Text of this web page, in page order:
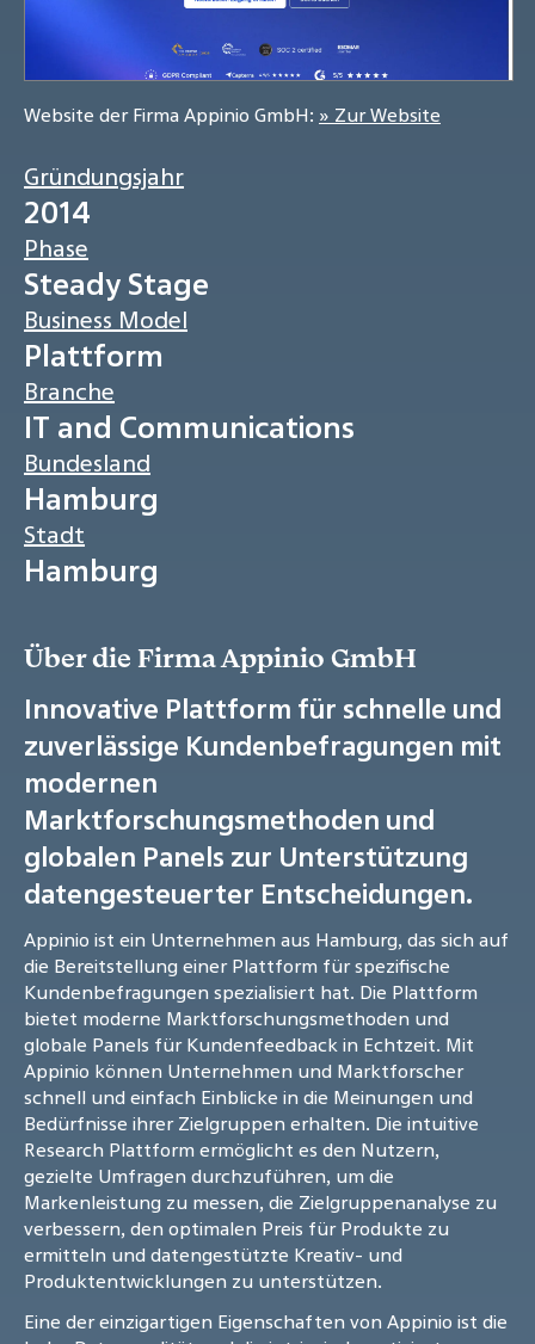
Website der Firma Appinio GmbH: » Zur Website
Gründungsjahr
2014
Phase
Steady Stage
Business Model
Plattform
Branche
IT and Communications
Bundesland
Hamburg
Stadt
Hamburg
Über die Firma Appinio GmbH
Innovative Plattform für schnelle und
zuverlässige Kundenbefragungen mit
modernen
Marktforschungsmethoden und
globalen Panels zur Unterstützung
datengesteuerter Entscheidungen.
Appinio ist ein Unternehmen aus Hamburg, das sich auf
die Bereitstellung einer Plattform für spezifische
Kundenbefragungen spezialisiert hat. Die Plattform
bietet moderne Marktforschungsmethoden und
globale Panels für Kundenfeedback in Echtzeit. Mit
Appinio können Unternehmen und Marktforscher
schnell und einfach Einblicke in die Meinungen und
Bedürfnisse ihrer Zielgruppen erhalten. Die intuitive
Research Plattform ermöglicht es den Nutzern,
gezielte Umfragen durchzuführen, um die
Markenleistung zu messen, die Zielgruppenanalyse zu
verbessern, den optimalen Preis für Produkte zu
ermitteln und datengestützte Kreativ- und
Produktentwicklungen zu unterstützen.
Eine der einzigartigen Eigenschaften von Appinio ist die